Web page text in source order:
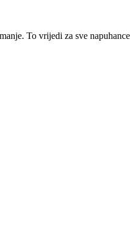
To vrijedi za sve